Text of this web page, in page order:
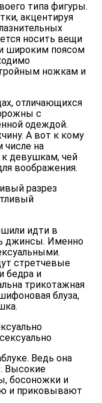
типа фигуры.
акцентируя
носить вещи
широким поясом
ножкам и
отличающихся
с
одеждой.
А вот к кому
числе на
к девушкам, чей
воображения.
разрез
идти в
джинсы. Именно
стретчевые
бедра и
трикотажная
блуза,
Ведь она
Высокие
босоножки и
и приковывают